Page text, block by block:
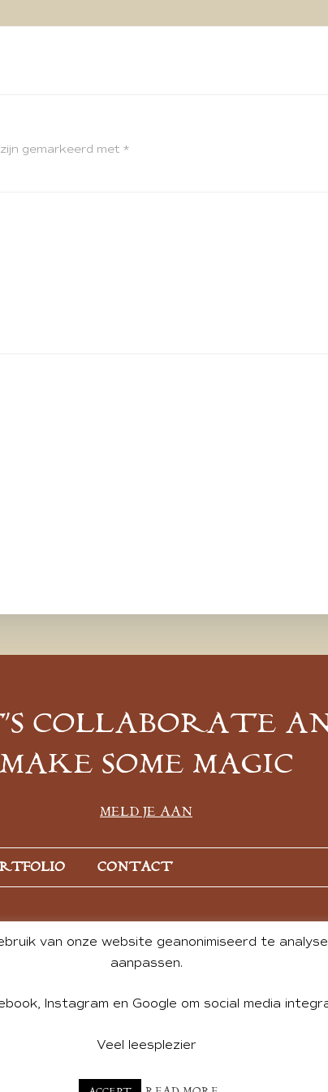
gemarkeerd met *
COLLABORATE
MAKE SOME MAGIC
MELD JE AAN
CONTACT
DE GROOT. WEBSITE DESIGN BY
van onze website geanonimiseerd te
aanpassen.
Instagram en Google om social media
Veel leesplezier